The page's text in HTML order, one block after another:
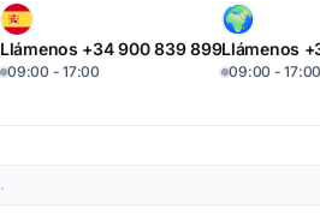
Llámenos +34 900 839 899
09:00 - 17:00
Llámenos
09:00 - 17:00